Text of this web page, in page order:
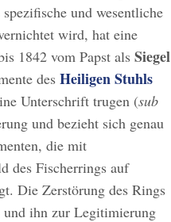
und wesentliche
wird, hat eine
1842 vom Papst als Siegel
des Heiligen Stuhls
Unterschrift trugen (sub
und bezieht sich genau
die mit
des Fischerrings auf
Die Zerstörung des Rings
und ihn zur Legitimierung